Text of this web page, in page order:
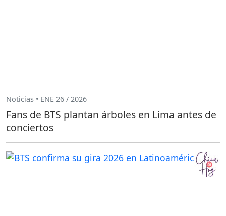
Noticias • ENE 26 / 2026
Fans de BTS plantan árboles en Lima antes de
conciertos